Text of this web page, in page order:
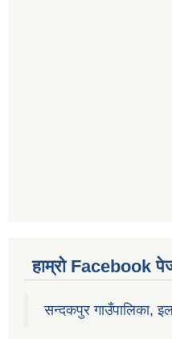
हाम्रो Facebook
सन्दकपुर गाउँपालिका,